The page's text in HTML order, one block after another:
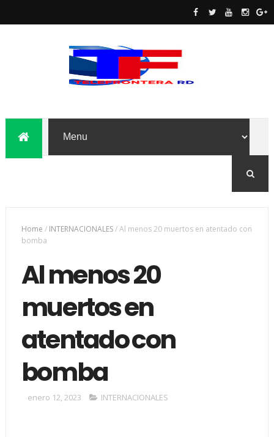
Home / INTERNACIONALES/Al menos 20 muertos en atentado con
bomba
Al menos 20
muertos en
atentado con
bomba
enero 12, 2023 INTERNACIONALES